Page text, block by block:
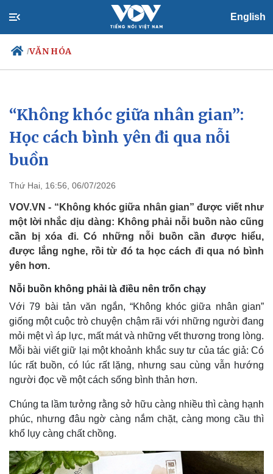
English
/VĂN HÓA
Chính trị
Đảng
Tổ chức nhân sự
Quốc hội
Xã hội
Tin 24h
Dự báo thời tiết
“Không khóc giữa nhân gian”:
Học cách bình yên đi qua nỗi
buồn
Thứ Hai, 16:56, 06/07/2026
VOV.VN - “Không khóc giữa nhân gian” được viết như
một lời nhắc dịu dàng: Không phải nỗi buồn nào cũng
cần bị xóa đi. Có những nỗi buồn cần được hiểu,
được lắng nghe, rồi từ đó ta học cách đi qua nó bình
yên hơn.
Nỗi buồn không phải là điều nên trốn chạy
Với 79 bài tản văn ngắn, “Không khóc giữa nhân gian”
giống một cuộc trò chuyện chậm rãi với những người đang
mỏi mệt vì áp lực, mất mát và những vết thương trong lòng.
Mỗi bài viết giữ lại một khoảnh khắc suy tư của tác giả: Có
lúc rất buồn, có lúc rất lặng, nhưng sau cùng vẫn hướng
người đọc về một cách sống bình thản hơn.
Chúng ta lầm tưởng rằng sở hữu càng nhiều thì càng hạnh
phúc, nhưng đâu ngờ càng nắm chặt, càng mong cầu thì
khổ lụy càng chất chồng.